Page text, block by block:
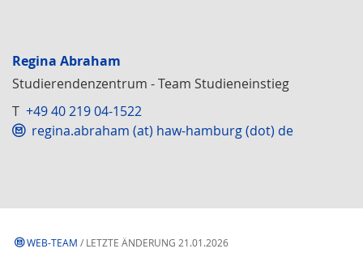
Regina Abraham
Studierendenzentrum - Team Studieneinstieg
T +49 40 219 04-1522
regina.abraham (at) haw-hamburg (dot) de
WEB-TEAM / LETZTE ÄNDERUNG 21.01.2026